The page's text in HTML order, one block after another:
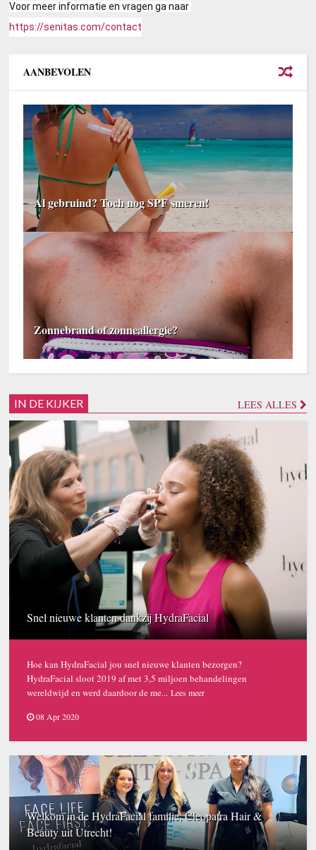
Voor meer informatie en vragen ga naar
https://senitas.com/contact
AANBEVOLEN
Al gebruind? Toch nog SPF smeren!
Zonnebrand of zonneallergie?
IN DE KIJKER LEES ALLES
Snel nieuwe klanten dankzij HydraFacial
Hoe kan HydraFacial jou snel nieuwe klanten bezorgen?
HydraFacial sloot 2019 af met 3,5 miljoen behandelingen
wereldwijd en werd daardoor de me... Lees meer
08 Apr 2020
Welkom in de HydraFacial familie, Cleopatra Hair &
Beauty uit Utrecht!